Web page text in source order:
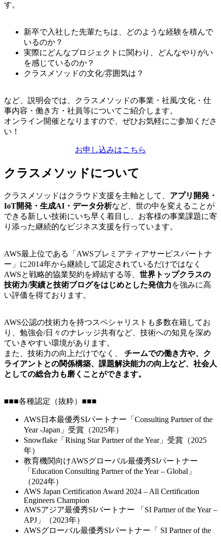
す。
新卒で入社した先輩たちは、どのような経験を積んで
いるのか？
実際にどんなプロジェクトに関わり、どんなやりがい
を感じているのか？
クラスメソッドの文化/雰囲気は？
など、説明会では、クラスメソッドの事業・社風/文化・仕
事内容・働き方・社員等についてご紹介します。
オンライン開催となりますので、ぜひお気軽にご参加くださ
い！
お申し込みはこちら
クラスメソッドについて
クラスメソッドはクラウド支援を主軸として、 アプリ開発・
IoT開発・生成AI・データ分析など、世の中を変えることが
できる新しい技術にいち早く着目し、お客様の事業課題に寄
り添った継続的なビジネス支援を行っています。
AWS最上位である「AWSプレミアティアサービスパートナ
ー」に2014年から継続して認定されているだけではなく
AWSと戦略的協業契約を締結する等、 世界トップクラスの
技術力/実績と技術ブログをはじめとした発信力を強みに高
い評価を得ております。
AWS公認の技術力を持つスペシャリストも多数在籍してお
り、勉強会/日々のナレッジ共有など、技術への知見を深め
ていきやすい環境があります。
また、技術力の向上だけでなく、 チームでの働き方や、ク
ライアントとの関係構築、課題解決能力の向上など、社会人
としての総合力も磨くことができます。
■■■各種認定（抜粋）■■■
AWS日本最優秀SIパートナー「Consulting Partner of the
Year -Japan」受賞（2025年）
Snowflake「Rising Star Partner of the Year」受賞（2025
年）
教育機関向けAWSグローバル最優秀SIパートナー
「Education Consulting Partner of the Year – Global」
（2024年）
AWS Japan Certification Award 2024 – All Certification
Engineers Champion
AWSアジア最優秀SIパートナー 「SI Partner of the Year –
APJ」（2023年）
AWSグローバル最優秀SIパートナー「 SI Partner of the